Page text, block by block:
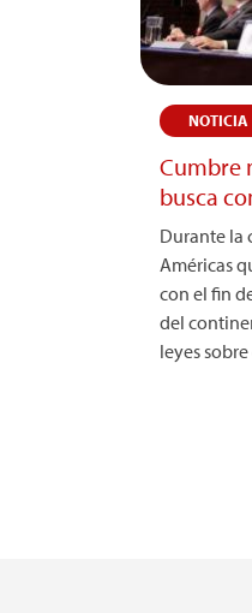
NOTICIA
Cumbre
busca
Durante la
Américas
con el fin
del
leyes